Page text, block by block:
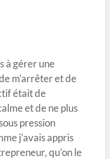
à gérer une
m’arrêter et de
était de
et de ne plus
pression
j’avais appris
qu’on le